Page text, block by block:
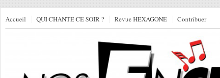
Accueil QUI CHANTE CE SOIR ? Revue HEXAGONE Contribuer